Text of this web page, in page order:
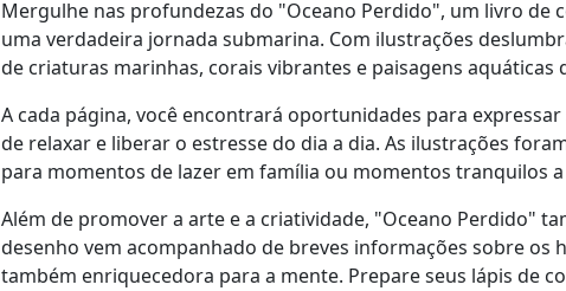
Mergulhe nas profundezas do "Oceano Perdido", um livro
uma verdadeira jornada submarina. Com ilustrações
de criaturas marinhas, corais vibrantes e paisagens
A cada página, você encontrará oportunidades para
de relaxar e liberar o estresse do dia a dia. As ilustrações
para momentos de lazer em família ou momentos tranquilos a
Além de promover a arte e a criatividade, "Oceano Perdido"
desenho vem acompanhado de breves informações sobre
também enriquecedora para a mente. Prepare seus lápis de